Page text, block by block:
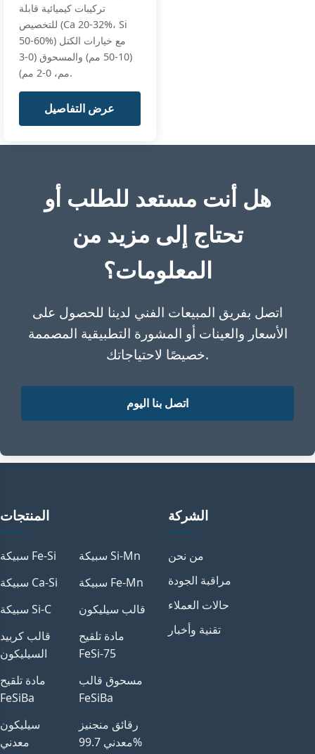
تركيبات كيميائية قابلة
للتخصيص (Ca 20-32%، Si
50-60%) مع خيارات الكتل
(10-50 مم) والمسحوق (0-3
مم، 0-2 مم).
عرض التفاصيل
هل أنت مستعد للطلب أو
تحتاج إلى مزيد من
المعلومات؟
اتصل بفريق المبيعات الفني لدينا للحصول على
الأسعار والعينات أو المشورة التطبيقية المصممة
خصيصًا لاحتياجاتك.
اتصل بنا اليوم
المنتجات
سبيكة Fe-Si
سبيكة Si-Mn
سبيكة Ca-Si
سبيكة Fe-Mn
سبيكة Si-C
قالب سيليكون
قالب كربيد
السيليكون
مادة تلقيح
FeSi-75
مادة تلقيح
FeSiBa
مسحوق قالب
FeSiBa
سيليكون
معدني
رقائق منجنيز
معدني 99.7%
الشركة
من نحن
مراقبة الجودة
حالات العملاء
تقنية وأخبار